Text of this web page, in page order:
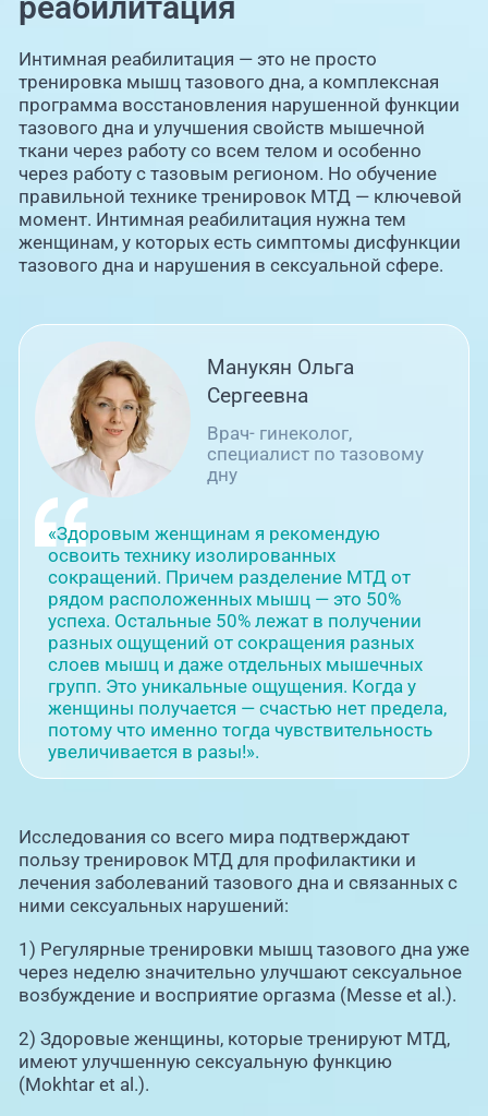
Интимная реабилитация — это не просто
тренировка мышц тазового дна, а комплексная
программа восстановления нарушенной функции
тазового дна и улучшения свойств мышечной
ткани через работу со всем телом и особенно
через работу с тазовым регионом. Но обучение
правильной технике тренировок МТД — ключевой
момент. Интимная реабилитация нужна тем
женщинам, у которых есть симптомы дисфункции
тазового дна и нарушения в сексуальной сфере.
«Здоровым женщинам я рекомендую
освоить технику изолированных
сокращений. Причем разделение МТД от
рядом расположенных мышц — это 50%
успеха. Остальные 50% лежат в получении
разных ощущений от сокращения разных
слоев мышц и даже отдельных мышечных
групп. Это уникальные ощущения. Когда у
женщины получается — счастью нет предела,
потому что именно тогда чувствительность
увеличивается в разы!».
Манукян Ольга
Сергеевна
Врач- гинеколог,
специалист по тазовому
дну
Исследования со всего мира подтверждают
пользу тренировок МТД для профилактики и
лечения заболеваний тазового дна и связанных с
ними сексуальных нарушений:
1) Регулярные тренировки мышц тазового дна уже
через неделю значительно улучшают сексуальное
возбуждение и восприятие оргазма (Messe et al.).
2) Здоровые женщины, которые тренируют МТД,
имеют улучшенную сексуальную функцию
(Mokhtar et al.).